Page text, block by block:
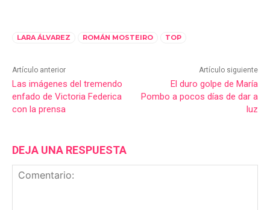
LARA ÁLVAREZ ROMÁN MOSTEIRO TOP
Artículo anterior
Las imágenes del tremendo
enfado de Victoria Federica
con la prensa
Artículo siguiente
El duro golpe de María
Pombo a pocos días de dar a
luz
DEJA UNA RESPUESTA